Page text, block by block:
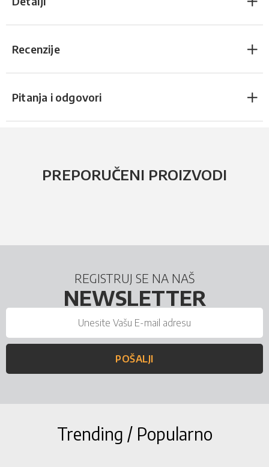
Recenzije
Pitanja i odgovori
PREPORUČENI PROIZVODI
REGISTRUJ SE NA NAŠ
NEWSLETTER
POŠALJI
Trending / Popularno